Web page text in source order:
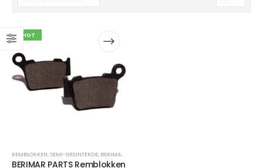
HOT
REMBLOKKEN,SEMI-GESINTERDE, BERIMAR PARTS
BERIMAR PARTS Remblokken